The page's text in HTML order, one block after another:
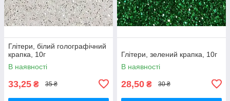
Глітери, білий голографічний
крапка, 10г
В наявності
33,25 ₴ 35 ₴
Глітери, зелений крапка, 10г
В наявності
28,50 ₴ 30 ₴